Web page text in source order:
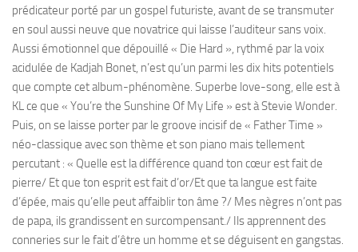
prédicateur porté par un gospel futuriste, avant de se transmuter
en soul aussi neuve que novatrice qui laisse l’auditeur sans voix.
Aussi émotionnel que dépouillé « Die Hard », rythmé par la voix
acidulée de Kadjah Bonet, n’est qu’un parmi les dix hits potentiels
que compte cet album-phénomène. Superbe love-song, elle est à
KL ce que « You’re the Sunshine Of My Life » est à Stevie Wonder.
Puis, on se laisse porter par le groove incisif de « Father Time »
néo-classique avec son thème et son piano mais tellement
percutant : « Quelle est la différence quand ton cœur est fait de
pierre/ Et que ton esprit est fait d’or/Et que ta langue est faite
d’épée, mais qu’elle peut affaiblir ton âme ?/ Mes nègres n’ont pas
de papa, ils grandissent en surcompensant./ Ils apprennent des
conneries sur le fait d’être un homme et se déguisent en gangstas.